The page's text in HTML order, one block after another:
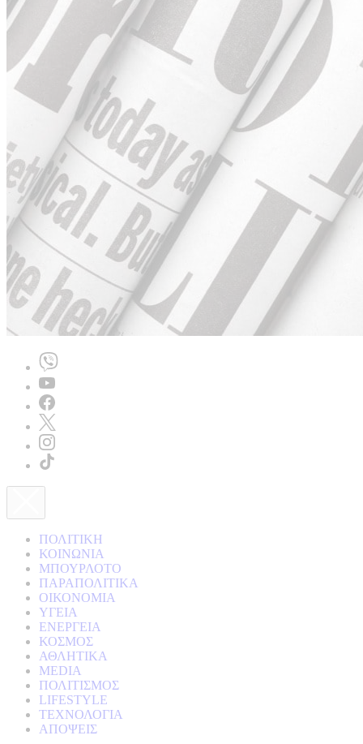
ΠΟΛΙΤΙΚΗ
ΚΟΙΝΩΝΙΑ
ΜΠΟΥΡΛΟΤΟ
ΠΑΡΑΠΟΛΙΤΙΚΑ
ΟΙΚΟΝΟΜΙΑ
ΥΓΕΙΑ
ΕΝΕΡΓΕΙΑ
ΚΟΣΜΟΣ
ΑΘΛΗΤΙΚΑ
MEDIA
ΠΟΛΙΤΙΣΜΟΣ
LIFESTYLE
ΤΕΧΝΟΛΟΓΙΑ
ΑΠΟΨΕΙΣ